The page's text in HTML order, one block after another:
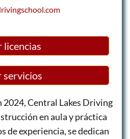
licencias
servicios
2024, Central Lakes Driving
en aula y práctica
de experiencia, se dedican